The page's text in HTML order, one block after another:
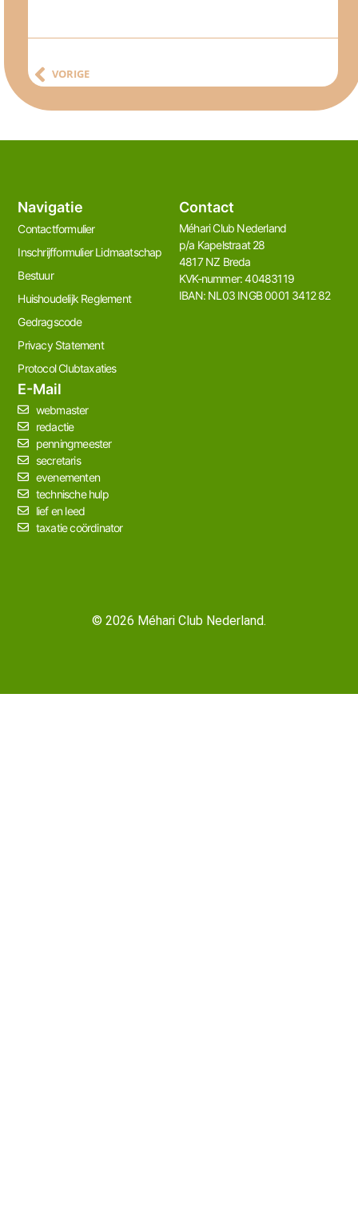
VORIGE
Navigatie
Contactformulier
Inschrijfformulier Lidmaatschap
Bestuur
Huishoudelijk Reglement
Gedragscode
Privacy Statement
Protocol Clubtaxaties
Contact
Méhari Club Nederland​
p/a Kapelstraat 28
4817 NZ Breda
KVK-nummer: 40483119
IBAN: NL03 INGB 0001 3412 82
E-Mail
webmaster
redactie
penningmeester
secretaris
evenementen
technische hulp
lief en leed
taxatie coördinator
© 2026 Méhari Club Nederland.